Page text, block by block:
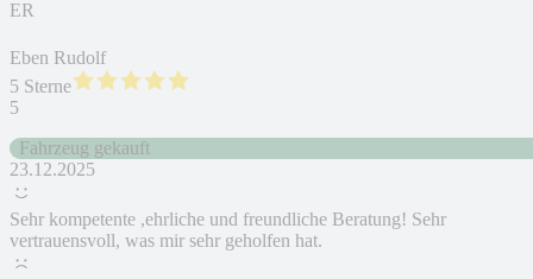
ER
Eben Rudolf
5 Sterne
5
Fahrzeug gekauft
23.12.2025
Sehr kompetente ,ehrliche und freundliche Beratung! Sehr
vertrauensvoll, was mir sehr geholfen hat.